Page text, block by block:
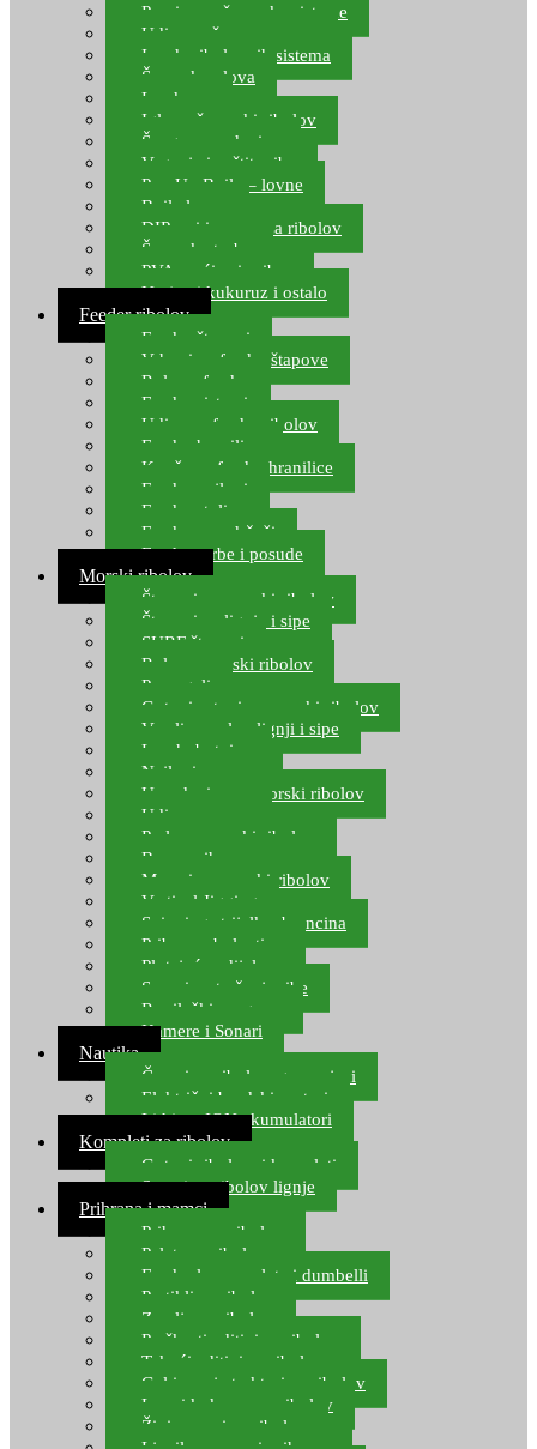
Pernice za šaranske sisteme
Udice za šarana, amura
Izrada ribolovnih sistema
Šaranska olova
Leadcore
Igle za šaranski ribolov
Špage, upredenice
Vaganje i zaštita ribe
Pop Up Boile – lovne
Boile lovne
DIP-ovi i arome za ribolov
Šaranske torbe
PVA vrećice i pribor
Umjetni kukuruz i ostalo
Feeder ribolov
Feeder štapovi
Vrhovi za feeder štapove
Role za feeder
Feeder sistemi
Udice za feeder ribolov
Feeder hranilice
Kopče za feeder hranilice
Feeder najloni
Feeder stolice
Feeder arm držači
Feeder torbe i posude
Morski ribolov
Štapovi za morski ribolov
Štapovi za lignje i sipe
SURF štapovi
Role za morski ribolov
Parangali
Gotovi setovi za morski ribolov
Varalice za lov lignji i sipe
Lov hobotnice
Najloni za more
Upredenice za morski ribolov
Udice za more
Perle za morski ribolov
Brum prihrana za more
Mamci za morski ribolov
Vertical Jigging
Spinning strijelke, brancina
Pribor za bolentino
Plutajuća odijela
Sonari za traženje ribe
Ronilački program
Kamere i Sonari
Nautika
Čamci za ribolov, gumenjaci
Električni brodski motori
Lithium ION akumulatori
Kompleti za ribolov
Gotovi ribolovni kompleti
Setovi za ribolov lignje
Prihrana i mamci
Prihrana za ribolov
Pelete za ribolov
Feeder lovne pelete i dumbelli
Partikli za ribolov
Zemlja za ribolov
Praškasti aditivi za ribolov
Tekući aditivi za ribolov
Gel i sprej atraktori za ribolov
Lovni kukuruz za ribolov
Živi mamci za ribolov